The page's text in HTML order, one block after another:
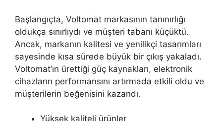
Başlangıçta, Voltomat markasının tanınırlığı
oldukça sınırlıydı ve müşteri tabanı küçüktü.
Ancak, markanın kalitesi ve yenilikçi tasarımları
sayesinde kısa sürede büyük bir çıkış yakaladı.
Voltomat’ın ürettiği güç kaynakları, elektronik
cihazların performansını artırmada etkili oldu ve
müşterilerin beğenisini kazandı.
Yüksek kaliteli ürünler